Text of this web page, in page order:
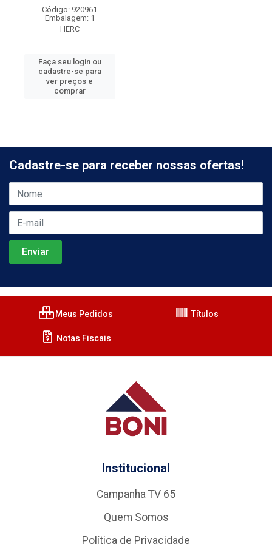
Código: 920961
Embalagem: 1
HERC
Faça seu login ou
cadastre-se para
ver preços e
comprar
Cadastre-se para receber nossas ofertas!
Meus Pedidos Títulos
Notas Fiscais
Institucional
Campanha TV 65
Quem Somos
Política de Privacidade